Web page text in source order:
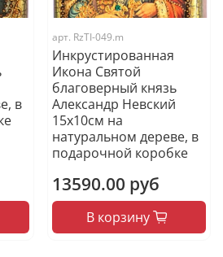
в
арт. RzTI-049.m
Инкрустированная
Икона Святой
благоверный князь
Александр Невский
15х10см на
натуральном дереве, в
подарочной коробке
13590.00 руб
В корзину